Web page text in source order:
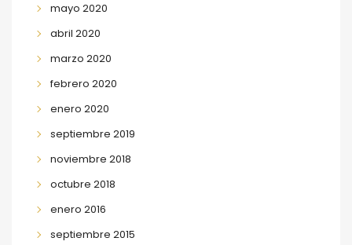
mayo 2020
abril 2020
marzo 2020
febrero 2020
enero 2020
septiembre 2019
noviembre 2018
octubre 2018
enero 2016
septiembre 2015